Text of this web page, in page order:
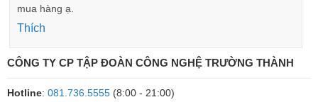
mua hàng ạ.
Thích
CÔNG TY CP TẬP ĐOÀN CÔNG NGHỆ TRƯỜNG THÀNH
Hotline: 081.736.5555 (8:00 - 21:00)